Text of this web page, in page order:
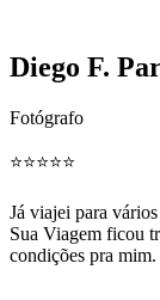
Diego F.
Fotógrafo
⭐️⭐️⭐️⭐️⭐️
Já viajei para
Sua Viagem ficou
condições pra mim.